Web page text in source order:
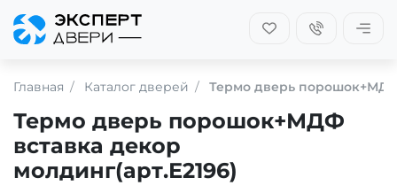
Главная Каталог дверей Термо дверь порошок+МДФ
Термо дверь порошок+МДФ
вставка декор
молдинг(арт.Е2196)